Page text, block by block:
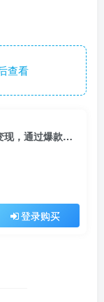
查看
2025小红书流量密码：从规则认知到引流变现，通过爆款复制单月佣金突破8w+
登录购买